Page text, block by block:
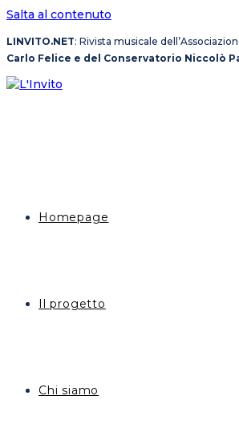
Salta al contenuto
LINVITO.NET: Rivista musicale
Carlo Felice e del Conservatorio Niccolò
Homepage
Il progetto
Chi siamo